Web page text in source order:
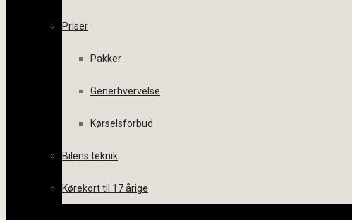
Priser
Pakker
Generhvervelse
Kørselsforbud
Bilens teknik
Kørekort til 17 årige